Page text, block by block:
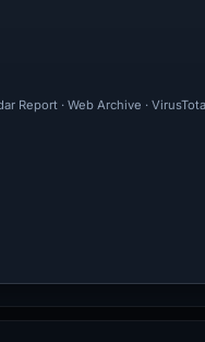
Report · Web Archive ·